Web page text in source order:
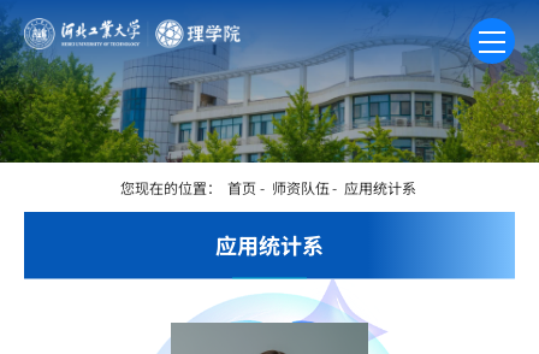
应用统计系
您现在的位置： 首页 - 师资队伍 - 应用统计系